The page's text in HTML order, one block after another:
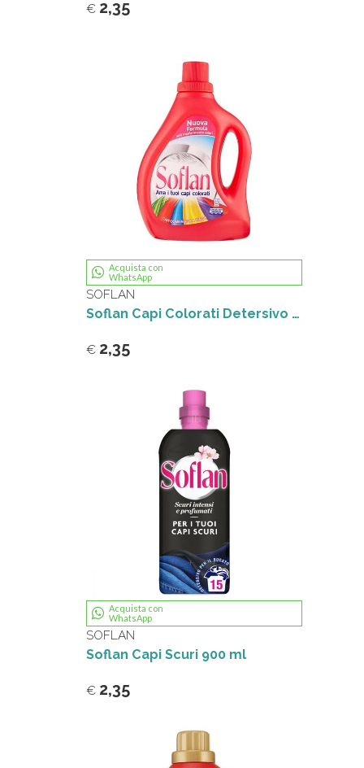
€ 2,35
Acquista con
WhatsApp
SOFLAN
Soflan Capi Colorati Detersivo Capi Delicati 1L
€ 2,35
Acquista con
WhatsApp
SOFLAN
Soflan Capi Scuri 900 ml
€ 2,35